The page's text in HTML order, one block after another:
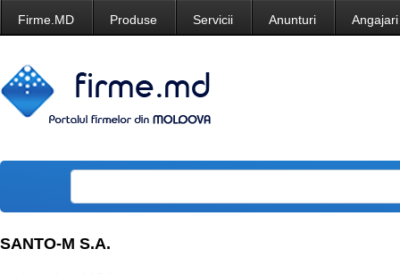
Firme.MD Produse Servicii Anunturi Angajari
SANTO-M S.A.